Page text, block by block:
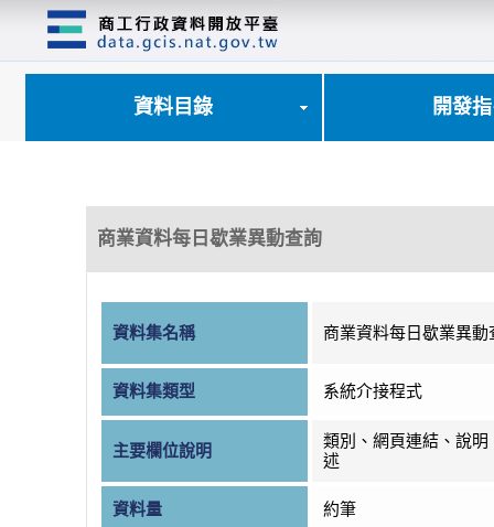
資料目錄 開發
商業資料每日歇業異動查詢
資料集名稱 商業資料每日歇業異動
資料集類型 系統介接程式
主要欄位說明
類別、網頁連結、說明
述
資料量 約筆